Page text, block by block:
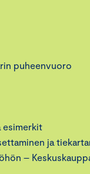
puheenvuoro
esimerkit
ja
–